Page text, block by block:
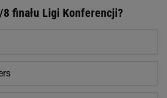
finału Ligi Konferencji?